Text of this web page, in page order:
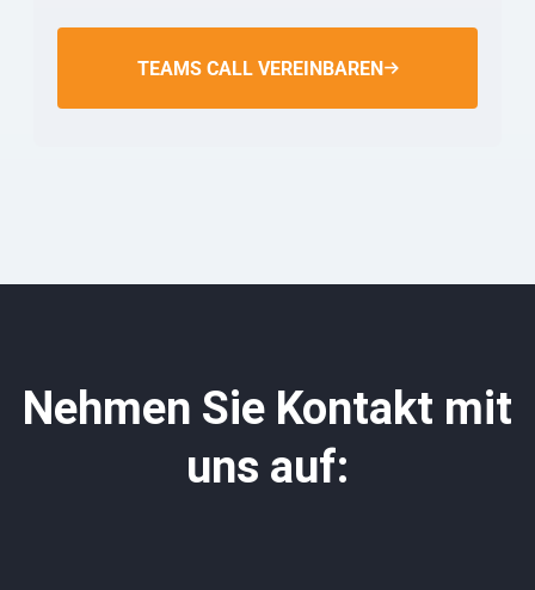
TEAMS CALL VEREINBAREN
Nehmen Sie Kontakt mit
uns auf: